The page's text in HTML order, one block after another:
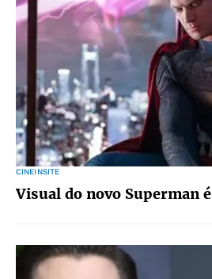
CINEINSITE
Visual do novo Superman